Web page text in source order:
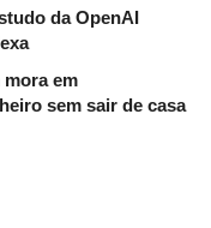
da OpenAI
mora em
sem sair de casa